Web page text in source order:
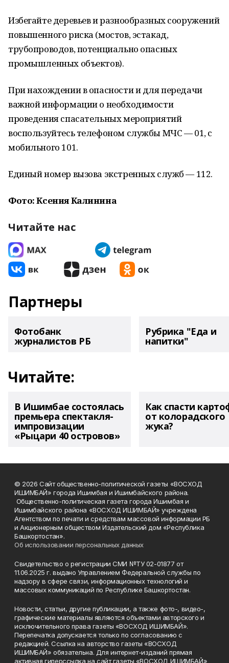
Избегайте деревьев и разнообразных сооружений
повышенного риска (мостов, эстакад,
трубопроводов, потенциально опасных
промышленных объектов).
При нахождении в опасности и для передачи
важной информации о необходимости
проведения спасательных мероприятий
воспользуйтесь телефоном службы МЧС — 01, с
мобильного 101.
Единый номер вызова экстренных служб — 112.
Фото: Ксения Калинина
Читайте нас
Партнеры
Фотобанк
журналистов РБ
Рубрика "Еда и
напитки"
Читайте:
В Ишимбае состоялась
премьера спектакля-
импровизации
«Рыцари 40 островов»
Как спасти
от колорадского
жука?
© 2026 Сайт общественно-политической газеты «ВОСХОД
ИШИМБАЙ» города Ишимбая и Ишимбайского района.
Общественно-политическая газета города Ишимбая и
Ишимбайского района «ВОСХОД ИШИМБАЙ» учреждена
Агентством по печати и средствам массовой информации РБ
и Акционерным обществом Издательский дом «Республика
Башкортостан».
Об использовании персональных данных
Свидетельство о регистрации СМИ №ТУ 02-01877 от
11.06.2025 г. выдано Управлением Федеральной службы по
надзору в сфере связи, информационных технологий и
массовых коммуникаций по Республике Башкортостан.
Новости, статьи, другие публикации, а также фото-, видео-,
графические материалы являются объектами авторского и
исключительного права газеты «ВОСХОД ИШИМБАЙ».
Перепечатка допускается только по согласованию с
редакцией. Ссылка на авторство газеты «ВОСХОД
ИШИМБАЙ» обязательна. Для интернет-изданий прямая
активная гиперссылка на сайт газеты «ВОСХОД ИШИМБАЙ»